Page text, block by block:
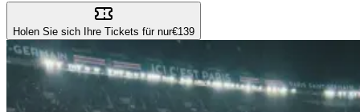
Holen Sie sich Ihre Tickets für nur€139